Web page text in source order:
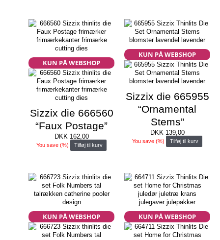
KUN PÅ WEBSHOP
Sizzix die 666560
“Faux Postage”
DKK162,00
You save(%) Tilføj til kurv
KUN PÅ WEBSHOP
Sizzix die 665955
“Ornamental
Stems”
DKK139,00
You save (%) Tilføj til kurv
KUN PÅ WEBSHOP KUN PÅ WEBSHOP